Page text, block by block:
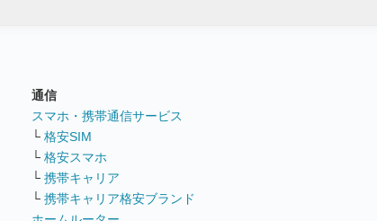
通信
スマホ・携帯通信サービス
└ 格安SIM
└ 格安スマホ
└ 携帯キャリア
└ 携帯キャリア格安ブランド